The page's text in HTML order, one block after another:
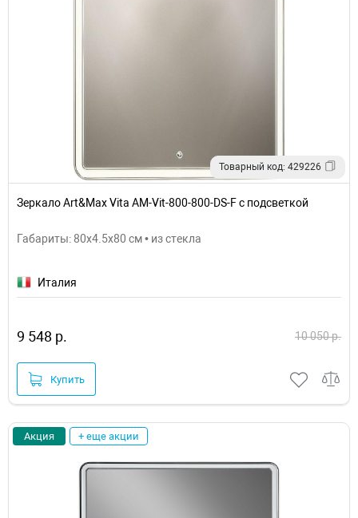
Товарный код: 429226
Зеркало Art&Max Vita AM-Vit-800-800-DS-F с подсветкой
Габариты: 80x4.5x80 см • из стекла
Италия
9 548 р. 10 050 р.
Купить
Акция + еще акции